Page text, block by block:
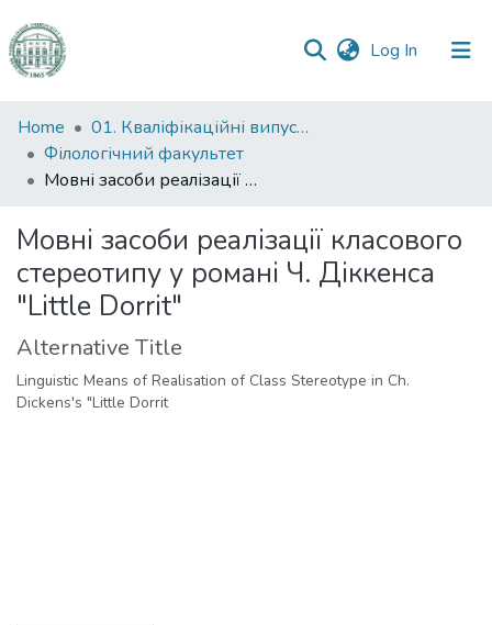
Log In (current)
Communities
&
Collections
Statistics
Home
01. Кваліфікаційні випускні роботи здобувачів вищої освіти
Філологічний факультет
Мовні засоби реалізації класового стереотипу у романі Ч. Діккенса "Little Dorrit"
Мовні засоби реалізації класового
стереотипу у романі Ч. Діккенса
"Little Dorrit"
Alternative Title
Linguistic Means of Realisation of Class Stereotype in Ch.
Dickens's "Little Dorrit